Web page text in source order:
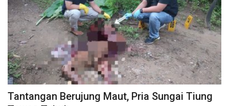
Tantangan Berujung Maut, Pria Sungai Tiung